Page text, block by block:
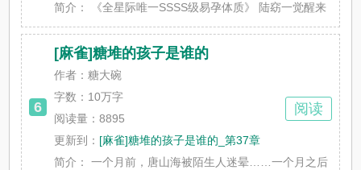
简介：
《全星际唯一SSSS级易孕体质》 陆窈一觉醒来，穿
6
[麻雀]糖堆的孩子是谁的
作者：糖大碗
字数： 10万字
阅读量：8895
更新到： [麻雀]糖堆的孩子是谁的_第37章
简介：
一个月前，唐山海被陌生人迷晕……一个月之后，他
阅读